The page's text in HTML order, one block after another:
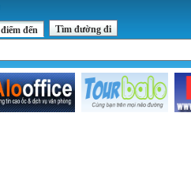
đến Tìm đường đi